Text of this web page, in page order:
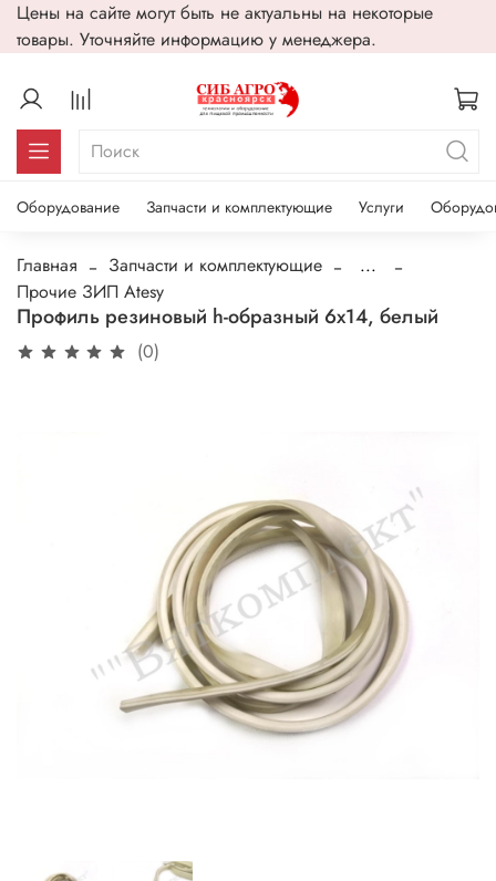
Цены на сайте могут быть не актуальны на некоторые
товары. Уточняйте информацию у менеджера.
Оборудование Запчасти и комплектующие Услуги
Главная Запчасти и комплектующие
...
Прочие ЗИП Atesy
Профиль резиновый h-образный 6х14, белый
(0)